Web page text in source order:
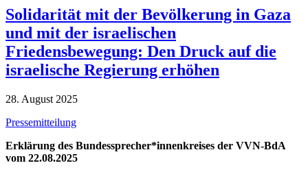
Solidarität mit der Bevölkerung in Gaza
und mit der israelischen
Friedensbewegung: Den Druck auf die
israelische Regierung erhöhen
28. August 2025
Pressemitteilung
Erklärung des Bundessprecher*innenkreises der VVN-BdA
vom 22.08.2025